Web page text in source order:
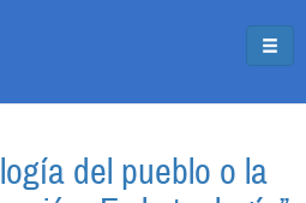
del pueblo o la